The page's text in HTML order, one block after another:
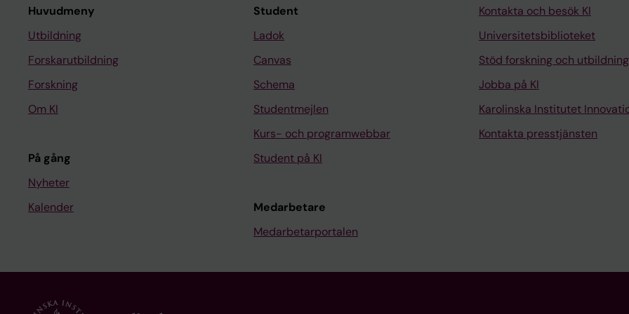
Huvudmeny
Utbildning
Forskarutbildning
Forskning
Om KI
På gång
Nyheter
Kalender
Student
Ladok
Canvas
Schema
Studentmejlen
Kurs- och programwebbar
Student på KI
Medarbetare
Medarbetarportalen
Kontakta och besök KI
Universitetsbiblioteket
Stöd forskning och utbildning
Jobba på KI
Karolinska Institutet
Kontakta presstjänsten